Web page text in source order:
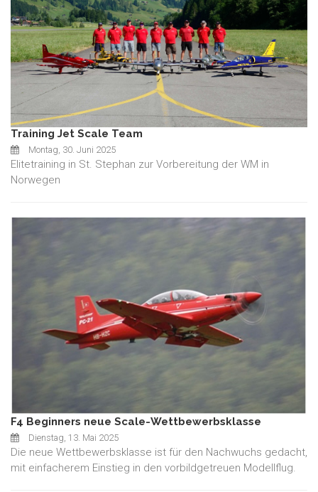
Training Jet Scale Team
Montag, 30. Juni 2025
Elitetraining in St. Stephan zur Vorbereitung der WM in
Norwegen
F4 Beginners neue Scale-Wettbewerbsklasse
Dienstag, 13. Mai 2025
Die neue Wettbewerbsklasse ist für den Nachwuchs gedacht,
mit einfacherem Einstieg in den vorbildgetreuen Modellflug.